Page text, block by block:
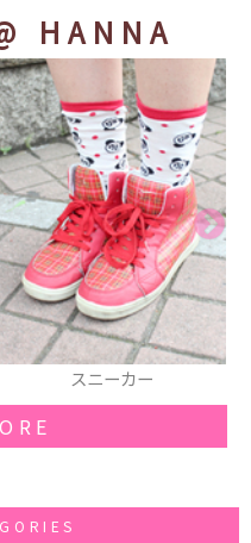
HANNA
スニーカー